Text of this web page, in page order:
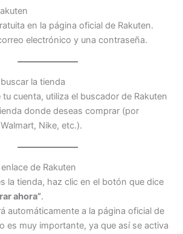
en la página oficial de Rakuten.
electrónico y una contraseña.
la tienda
cuenta, utiliza el buscador de Rakuten
donde deseas comprar (por
Nike, etc.).
de Rakuten
la tienda, haz clic en el botón que dice
ahora”.
automáticamente a la página oficial de
es muy importante, ya que así se activa